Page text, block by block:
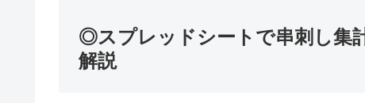
◎スプレッドシートで串刺し集
解説